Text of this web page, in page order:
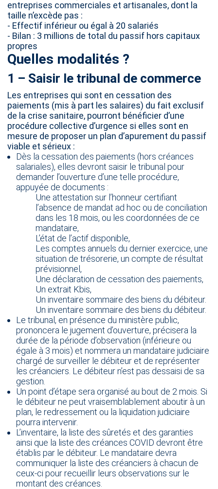
entreprises commerciales et artisanales, dont la
taille n’excède pas :
- Effectif inférieur ou égal à 20 salariés
- Bilan : 3 millions de total du passif hors capitaux
propres
Quelles modalités ?
1 – Saisir le tribunal de commerce
Les entreprises qui sont en cessation des
paiements (mis à part les salaires) du fait exclusif
de la crise sanitaire, pourront bénéficier d’une
procédure collective d’urgence si elles sont en
mesure de proposer un plan d’apurement du passif
viable et sérieux :
​Dès la cessation des paiements (hors créances
salariales), elles devront saisir le tribunal pour
demander l’ouverture d’une telle procédure,
appuyée de documents :
Une attestation sur l’honneur certifiant
l’absence de mandat ad hoc ou de conciliation
dans les 18 mois, ou les coordonnées de ce
mandataire,
L’état de l’actif disponible,
Les comptes annuels du dernier exercice, une
situation de trésorerie, un compte de résultat
prévisionnel,
​Une déclaration de cessation des paiements,
Un extrait Kbis,
Un inventaire sommaire des biens du débiteur.
Un inventaire sommaire des biens du débiteur.
Le tribunal, en présence du ministère public,
prononcera le jugement d’ouverture, précisera la
durée de la période d’observation (inférieure ou
égale à 3 mois) et nommera un mandataire judiciaire
chargé de surveiller le débiteur et de représenter
les créanciers. Le débiteur n’est pas dessaisi de sa
gestion.
Un point d’étape sera organisé au bout de 2 mois. Si
le débiteur ne peut vraisemblablement aboutir à un
plan, le redressement ou la liquidation judiciaire
pourra intervenir.
L’inventaire, la liste des sûretés et des garanties
ainsi que la liste des créances COVID devront être
établis par le débiteur. Le mandataire devra
communiquer la liste des créanciers à chacun de
ceux-ci pour recueillir leurs observations sur le
montant des créances.